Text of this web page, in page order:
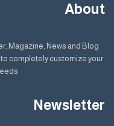
About
Magazine, News and Blog
completely customize your
Newsletter